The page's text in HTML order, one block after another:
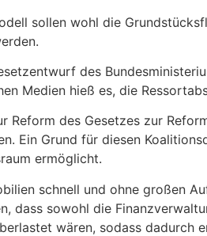
sollen wohl die
des
Medien hieß es, die
des Gesetzes zur
Ein Grund für diesen
ermöglicht.
schnell und ohne großen
dass sowohl die
wären, sodass dadurch